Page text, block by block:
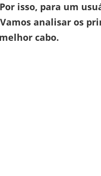
isso, para um
analisar os
cabo.